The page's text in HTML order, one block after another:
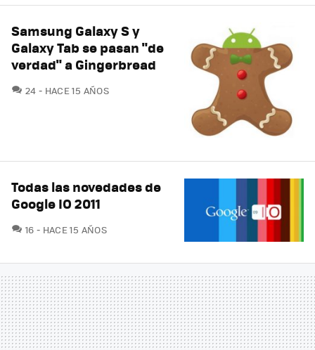
Samsung Galaxy S y
Galaxy Tab se pasan "de
verdad" a Gingerbread
24 COMENTARIOS
HACE 15 AÑOS
Todas las novedades de
Google IO 2011
16 COMENTARIOS
HACE 15 AÑOS